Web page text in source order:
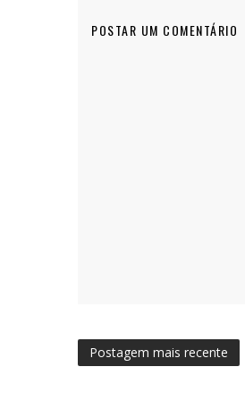
POSTAR UM COMENTÁRIO
Postagem mais recente